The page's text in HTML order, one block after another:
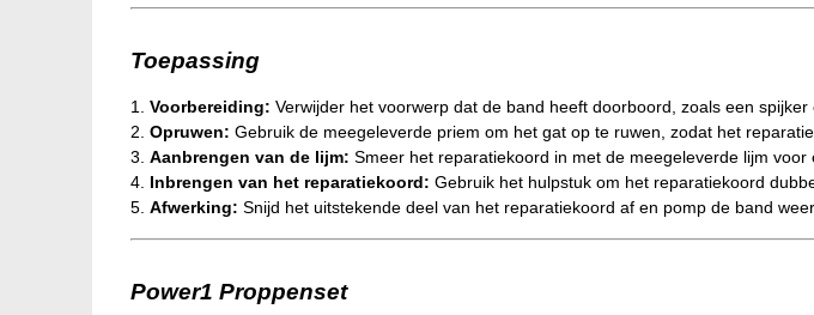
Toepassing
Voorbereiding: Verwijder het voorwerp dat de band heeft doorboord, zoals een spijker
Opruwen: Gebruik de meegeleverde priem om het gat op te ruwen, zodat het
Aanbrengen van de lijm: Smeer het reparatiekoord in met de meegeleverde lijm voor
Inbrengen van het reparatiekoord: Gebruik het hulpstuk om het reparatiekoord
Afwerking: Snijd het uitstekende deel van het reparatiekoord af en pomp de band
Power1 Proppenset